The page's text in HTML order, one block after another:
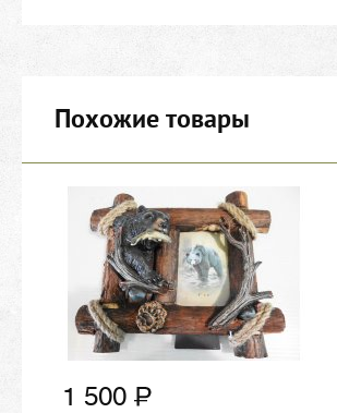
Похожие товары
1 500